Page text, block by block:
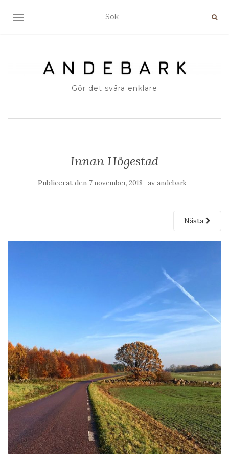
SLÅ PÅ/AV NAVIGERING
Gör det svåra enklare
Innan Högestad
Publicerat den 7 november, 2018 av andebark
Nästa